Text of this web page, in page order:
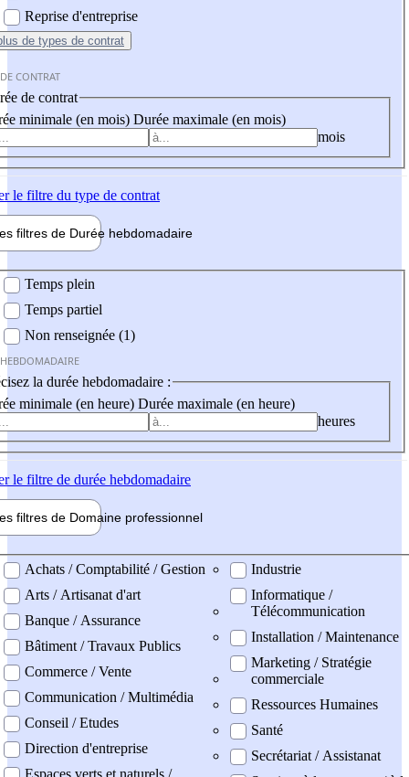
Reprise d'entreprise
de types de contrat
CONTRAT
de contrat
minimale (en mois) Durée maximale (en mois)
mois
le filtre du type de contrat
filtres de Durée hebdomadaire
Temps plein
Temps partiel
Non renseignée (1)
la durée hebdomadaire :
minimale (en heure) Durée maximale (en heure)
heures
le filtre de durée hebdomadaire
filtres de Domaine professionnel
professionel
Achats / Comptabilité / Gestion
Arts / Artisanat d'art
Banque / Assurance
Bâtiment / Travaux Publics
Commerce / Vente
Communication / Multimédia
Conseil / Etudes
Direction d'entreprise
Espaces verts et naturels /
Industrie
Informatique /
Télécommunication
Installation / Maintenance
Marketing / Stratégie
commerciale
Ressources Humaines
Santé
Secrétariat / Assistanat